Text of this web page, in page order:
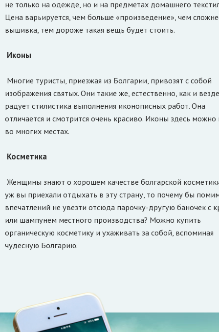
не только на одежде, но и на предметах домашнего
Цена варьируется, чем больше «произведение», чем
вышивка, тем дороже такая вещь будет стоить.
Иконы
Многие туристы, приезжая из Болгарии, привозят с собой
изображения святых. Они такие же, естественно, как и
радует стилистика выполнения иконописных работ. Она
отличается и смотрится очень красиво. Иконы здесь можно
во многих местах.
Косметика
Женщины знают о хорошем качестве болгарской
уж вы приехали отдыхать в эту страну, то почему бы
впечатлений не увезти отсюда парочку-другую баночек с
или шампунем местного производства? Можно купить
органическую косметику и ухаживать за собой, вспоминая
чудесную Болгарию.